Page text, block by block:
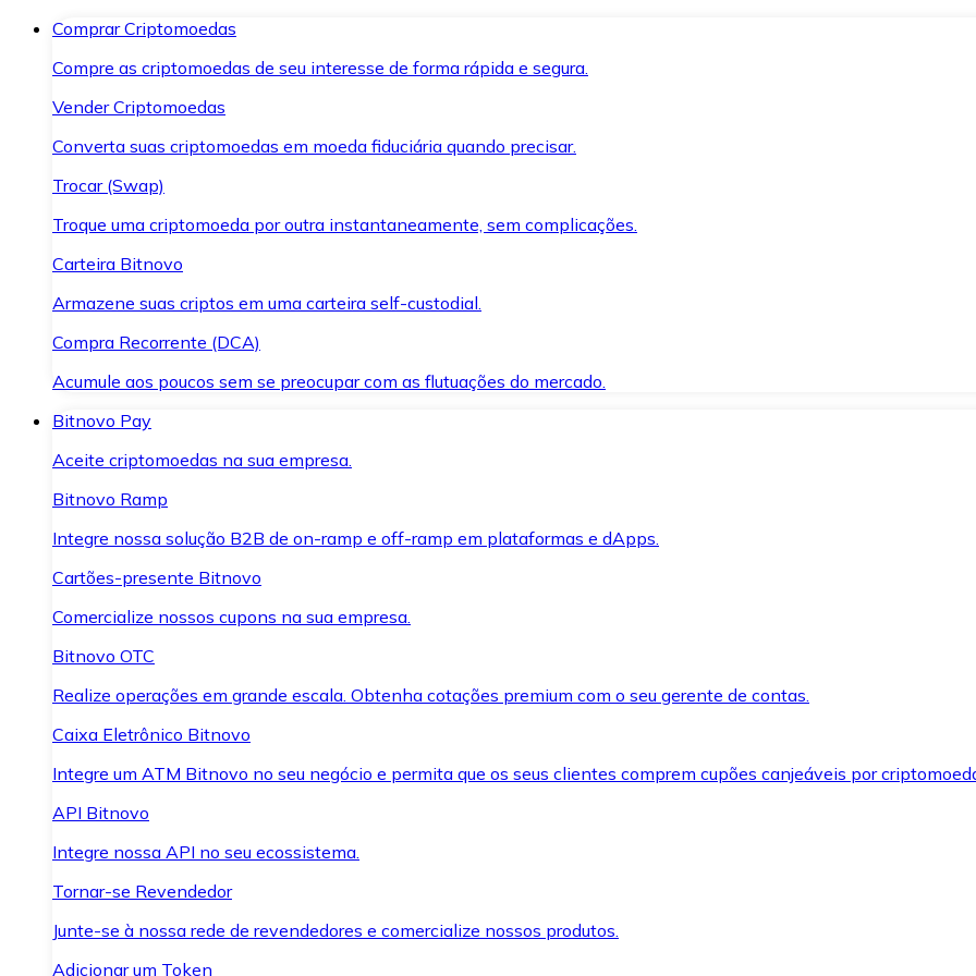
Comprar Criptomoedas
Compre as criptomoedas de seu interesse de forma rápida e segura.
Vender Criptomoedas
Converta suas criptomoedas em moeda fiduciária quando precisar.
Trocar (Swap)
Troque uma criptomoeda por outra instantaneamente, sem complicações.
Carteira Bitnovo
Armazene suas criptos em uma carteira self-custodial.
Compra Recorrente (DCA)
Acumule aos poucos sem se preocupar com as flutuações do mercado.
Bitnovo Pay
Aceite criptomoedas na sua empresa.
Bitnovo Ramp
Integre nossa solução B2B de on-ramp e off-ramp em plataformas e dApps.
Cartões-presente Bitnovo
Comercialize nossos cupons na sua empresa.
Bitnovo OTC
Realize operações em grande escala. Obtenha cotações premium com o seu gerente de contas.
Caixa Eletrônico Bitnovo
Integre um ATM Bitnovo no seu negócio e permita que os seus clientes comprem cupões canjeáveis por
API Bitnovo
Integre nossa API no seu ecossistema.
Tornar-se Revendedor
Junte-se à nossa rede de revendedores e comercialize nossos produtos.
Adicionar um Token